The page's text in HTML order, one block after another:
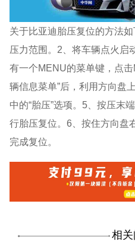
关于比亚迪胎压复位的方法
压力范围。2、将车辆点火启
有一个MENU的菜单键，点
辆信息菜单”后，利用方向盘
中的“胎压”选项。5、按压末
行胎压复位。6、按住方向盘
完成复位。
相